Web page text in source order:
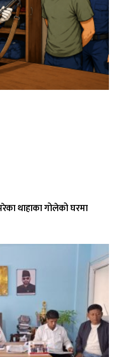
थाहाका गोलेको घरमा